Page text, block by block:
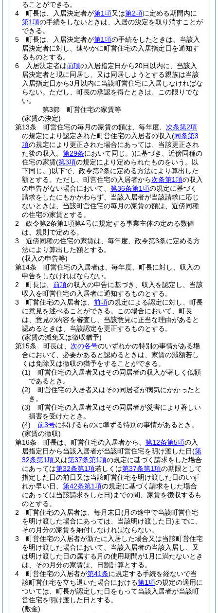
ることができる。
4
町長は、入居決定者が第1項又は第2項に定める期間内に
第1項の手続をしないときは、入居の決定を取り消すことが
できる。
5
町長は、入居決定者が第1項の手続をしたときは、当該入
居決定者に対し、速やかに町営住宅の入居指定日を通知す
るものとする。
6
入居決定者は前項の入居指定日から20日以内に、当該入
居決定者と現に同居し、又は同居しようとする親族は当該
入居指定日から3月以内に当該町営住宅に入居しなければな
らない。 ただし、町長の承認を得たときは、この限りでな
い。
第3節
町営住宅の家賃等
(家賃の決定)
第13条
町営住宅の毎月の家賃の額は、毎年度、 次条第2項
の規定により認定された町営住宅の入居者の収入(同条第3
項の規定により更正された場合にあっては、当該更正され
た後の収入。 第29条において同じ。)に基づき、近傍同種の
住宅の家賃(第3項の規定により定められたものをいう。以
下同じ。)以下で、政令第2条に定める方法により算出した
額とする。 ただし、町営住宅の入居者から次条第1項の収入
の申告がない場合において、 第36条第1項の規定に基づく
請求をしたにもかかわらず、当該入居者が当該請求に応じ
ないときは、当該町営住宅の毎月の家賃の額は、近傍同種
の住宅の家賃とする。
2
政令第2条第1項第4号に規定する事業主体の定める数値
は、規則で定める。
3
近傍同種の住宅の家賃は、毎年度、政令第3条に定める方
法により算出した額とする。
(収入の申告等)
第14条
町営住宅の入居者は、毎年度、町長に対し、収入の
申告をしなければならない。
2
町長は、 前項の収入の申告に基づき、収入を認定し、当該
収入を町営住宅の入居者に通知するものとする。
3
町営住宅の入居者は、 前項の規定による認定に対し、町長
に意見を述べることができる。
この場合において、町長
は、意見の内容を審査し、当該意見に正当な理由があると
認めるときは、当該認定を更正するものとする。
(家賃の減免又は徴収猶予)
第15条
町長は、 次の各号のいずれかの特別の事情がある場
合において、必要があると認めるときは、家賃の減額若し
くは免除又は徴収の猶予をすることができる。
(1)
町営住宅の入居者又はその同居者の収入が著しく低額
であるとき。
(2)
町営住宅の入居者又はその同居者が病気にかかったと
き。
(3)
町営住宅の入居者又はその同居者が災害により著しい
損害を受けたとき。
(4)
前3号に掲げるものに準ずる特別の事情があるとき。
(家賃の徴収)
第16条
町長は、町営住宅の入居者から、 第12条第5項の入
居指定日から当該入居者が当該町営住宅を明け渡した日(第
32条第1項又は第37条第1項の規定に基づく請求をした場合
にあっては第32条第1項若しくは第37条第1項の期限として
指定した日の前日又は当該町営住宅を明け渡した日のいず
れか早い日、 第42条第1項の規定に基づく請求をした場合
にあっては当該請求をした日) までの間、家賃を徴収するも
のとする。
2
町営住宅の入居者は、毎月末日(月の途中で当該町営住宅
を明け渡した場合にあっては、当該明け渡した日) までに、
その月分の家賃を納付しなければならない。
3
町営住宅の入居者が新たに入居した場合又は当該町営住宅
を明け渡した場合において、当該入居者の当該入居し、又
は明け渡した日の属する月の使用期間が1月に満たないとき
は、その月分の家賃は、日割計算とする。
4
町営住宅の入居者が第41条に規定する手続を経ないで当
該町営住宅を立ち退いた場合における第1項の規定の適用に
ついては、町長が認定した日をもって当該入居者が当該町
営住宅を明け渡した日とする。
(敷金)